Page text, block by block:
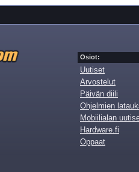
Osiot:
Uutiset
Arvostelut
Päivän diili
Ohjelmien
Mobiilialan
Hardware.fi
Oppaat